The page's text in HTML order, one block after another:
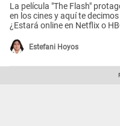
La película "The Flash"
en los cines y aquí te
¿Estará online en Netflix o
Estefani Hoyos